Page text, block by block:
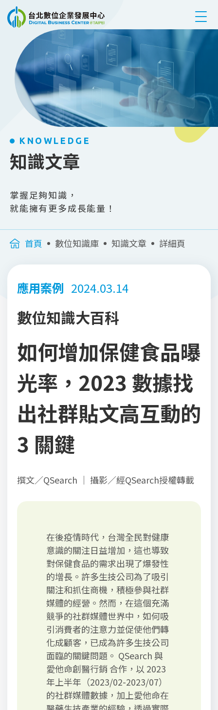
跳到主要內容
KNOWLEDGE
知識文章
掌握足夠知識，
就能擁有更多成長能量！
首頁 數位知識庫 知識文章 詳細頁
應用案例 2024.03.14
數位知識大百科
如何增加保健食品曝
光率，2023 數據找
出社群貼文高互動的
3 關鍵
撰文／QSearch ｜ 攝影／經QSearch授權轉載
在後疫情時代，台灣全民對健康
意識的關注日益增加，這也導致
對保健食品的需求出現了爆發性
的增長。許多生技公司為了吸引
關注和抓住商機，積極參與社群
媒體的經營。然而，在這個充滿
競爭的社群媒體世界中，如何吸
引消費者的注意力並促使他們轉
化成顧客，已成為許多生技公司
面臨的關鍵問題。 QSearch 與
愛他命創醫行銷 合作，以 2023
年上半年（2023/02-2023/07）
的社群媒體數據，加上愛他命在